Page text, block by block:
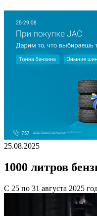
25.08.2025
1000 литров
С 25 по 31 августа 2025